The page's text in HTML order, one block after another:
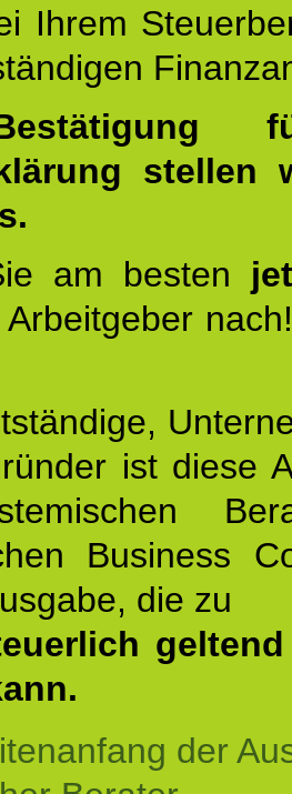
Ihrem
stellen
am besten
Arbeitgeber
ist diese
Business
die zu
der